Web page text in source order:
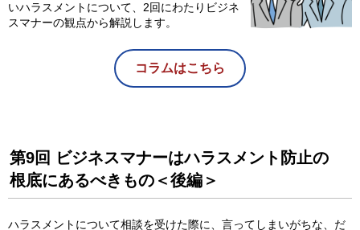
いハラスメントについて、2回にわたりビジネ
スマナーの観点から解説します。
コラムはこちら
第9回 ビジネスマナーはハラスメント防止の
根底にあるべきもの＜後編＞
ハラスメントについて相談を受けた際に、言ってしまいがちな、だ